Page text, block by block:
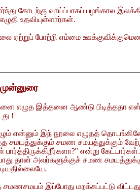
வாய்ப்பாகப் பழங்கால
எழுதி உதவியுள்ளார்கள்.
ஏற்றுப் போற்றி எம்மை ஊக்குவிக்குமென
முன்னுரை
இத்தனை ஆண்டு பிடித்ததா என்று
!
என்னும் இந் நூலை எழுதத்
சமண சமயத்துக்கும்
என்று
தான் அவர்களுக்குச் சமண
இப்போது மறக்கப்பட்டு